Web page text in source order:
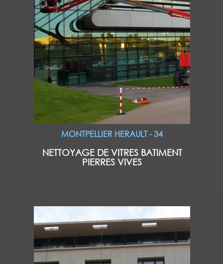
MONTPELLIER HERAULT - 34
NETTOYAGE DE VITRES BATIMENT
PIERRES VIVES